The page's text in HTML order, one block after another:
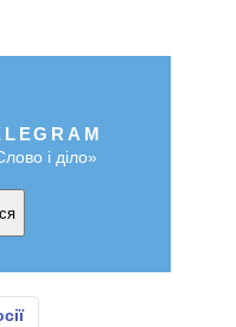
і діло»